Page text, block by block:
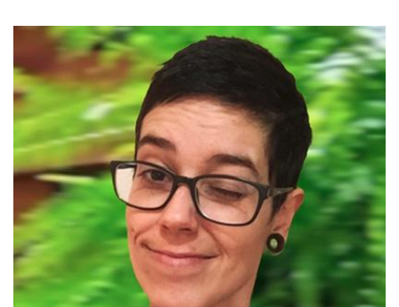
“Nada sobre Nós sem Nós.” (ONU)